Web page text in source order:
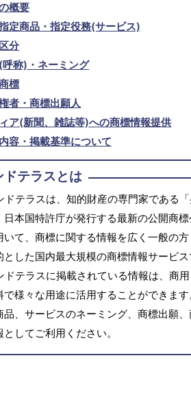
概要
定商品・指定役務(サービス)
分
称)・ネーミング
標
者・商標出願人
ア(新聞、雑誌等)への商標情報提供
容・掲載基準について
ドテラスとは
ドテラスは、知的財産の専門家である
日本国特許庁が発行する最新の公開商
いて、商標に関する情報を広く一般の
とした国内最大規模の商標情報サービス
ドテラスに掲載されている情報は、商
で様々な用途に活用することができま
品、サービスのネーミング、商標出願
してご利用ください。